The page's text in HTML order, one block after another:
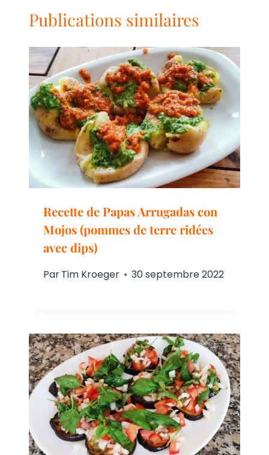
Publications similaires
Recette de Papas Arrugadas con
Mojos (pommes de terre ridées
avec dips)
ParTim Kroeger 30 septembre 2022